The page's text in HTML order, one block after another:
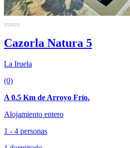
Cazorla Natura 5
La Iruela
(0)
A 0.5 Km de Arroyo Frío.
Alojamiento entero
1 - 4 personas